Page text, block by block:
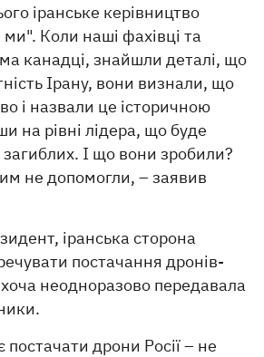
іранське керівництво
Коли наші фахівці та
канадці, знайшли деталі, що
Ірану, вони визнали, що
і назвали це історичною
на рівні лідера, що буде
загиблих. І що вони зробили?
не допомогли, – заявив
іранська сторона
постачання дронів-
хоча неодноразово передавала
дрони Росії – не